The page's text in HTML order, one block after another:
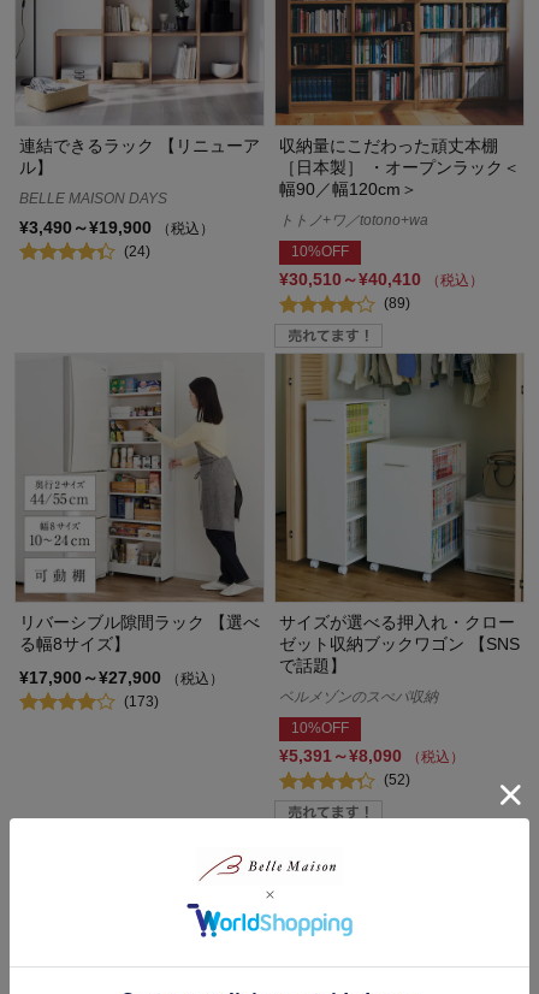
連結できるラック 【リニューア
ル】
BELLE MAISON DAYS
¥3,490～¥19,900
（税込）
(24)
収納量にこだわった頑丈本棚
［日本製］ ・オープンラック＜
幅90／幅120cm＞
トトノ+ワ／totono+wa
10%OFF
¥30,510～¥40,410
（税込）
(89)
リバーシブル隙間ラック 【選べ
る幅8サイズ】
¥17,900～¥27,900
（税込）
(173)
サイズが選べる押入れ・クロー
ゼット収納ブックワゴン 【SNS
で話題】
ベルメゾンのスぺパ収納
10%OFF
¥5,391～¥8,090
（税込）
(52)